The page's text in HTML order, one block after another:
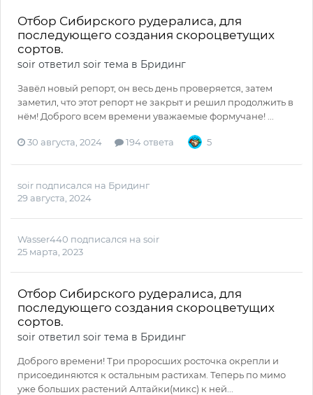
Отбор Сибирского рудералиса, для
последующего создания скороцветущих
сортов.
soir ответил soir тема в Бридинг
Завёл новый репорт, он весь день проверяется, затем
заметил, что этот репорт не закрыт и решил продолжить в
нём! Доброго всем времени уважаемые формучане! ...
30 августа, 2024 194 ответа 5
soir подписался на Бридинг
29 августа, 2024
Wasser440 подписался на soir
25 марта, 2023
Отбор Сибирского рудералиса, для
последующего создания скороцветущих
сортов.
soir ответил soir тема в Бридинг
Доброго времени! Три проросших росточка окрепли и
присоединяются к остальным растихам. Теперь по мимо
уже больших растений Алтайки(микс) к ней...